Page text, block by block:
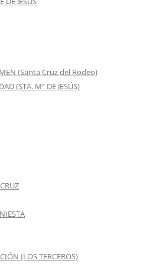
(Santa Cruz del Rodeo)
(STA. Mª DE JESÚS)
(LOS TERCEROS)